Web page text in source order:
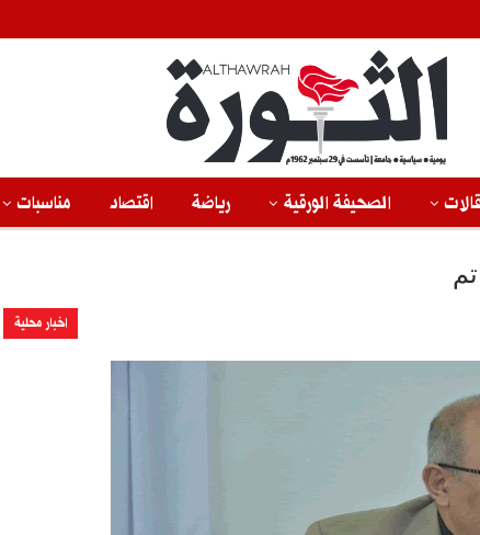
الصحيفة الورقية رياضة اقتصاد مناسبات
اخبار محلية